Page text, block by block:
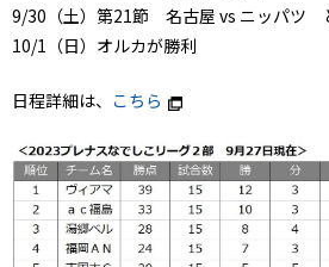
9/30（土）第21節 名古屋 vs ニッパ
10/1（日）オルカが勝利
日程詳細は、 こちら